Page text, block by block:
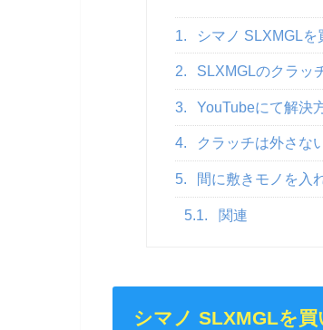
1. シマノ SLXMGLを
2. SLXMGLのクラッ
3. YouTubeにて解決
4. クラッチは外さな
5. 間に敷きモノを入
5.1. 関連
シマノ SLXMGLを買